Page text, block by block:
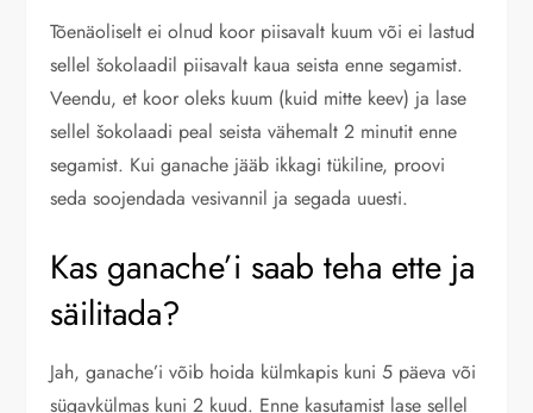
Tõenäoliselt ei olnud koor piisavalt kuum või ei lastud
sellel šokolaadil piisavalt kaua seista enne segamist.
Veendu, et koor oleks kuum (kuid mitte keev) ja lase
sellel šokolaadi peal seista vähemalt 2 minutit enne
segamist. Kui ganache jääb ikkagi tükiline, proovi
seda soojendada vesivannil ja segada uuesti.
Kas ganache’i saab teha ette ja
säilitada?
Jah, ganache’i võib hoida külmkapis kuni 5 päeva või
sügavkülmas kuni 2 kuud. Enne kasutamist lase sellel